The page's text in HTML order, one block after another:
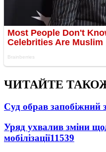
ЧИТАЙТЕ
Суд обрав запобіжний
Уряд ухвалив зміни
мобілізації11539